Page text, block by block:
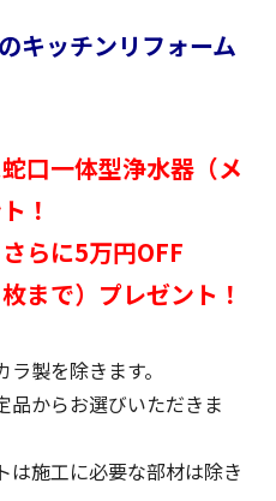
キッチンリフォーム
口一体型浄水器（メ
！
らに5万円OFF
まで）プレゼント！
製を除きます。
からお選びいただきま
施工に必要な部材は除き